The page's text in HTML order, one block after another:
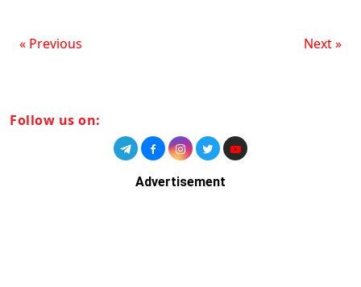
« Previous Next »
Follow us on:
Advertisement